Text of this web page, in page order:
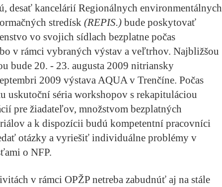
desať kancelárií Regionálnych environmentálnych
stredísk (REPIS.) bude poskytovať
vo svojich sídlach bezplatne počas
v rámci vybraných výstav a veľtrhov. Najbližšou
bude 20. - 23. augusta 2009 nitriansky
2009 výstava AQUA v Trenčíne. Počas
uskutoční séria workshopov s rekapituláciou
pre žiadateľov, množstvom bezplatných
a k dispozícii budú kompetentní pracovníci
otázky a vyriešiť individuálne problémy v
o NFP.
v rámci OPŽP netreba zabudnúť aj na stále